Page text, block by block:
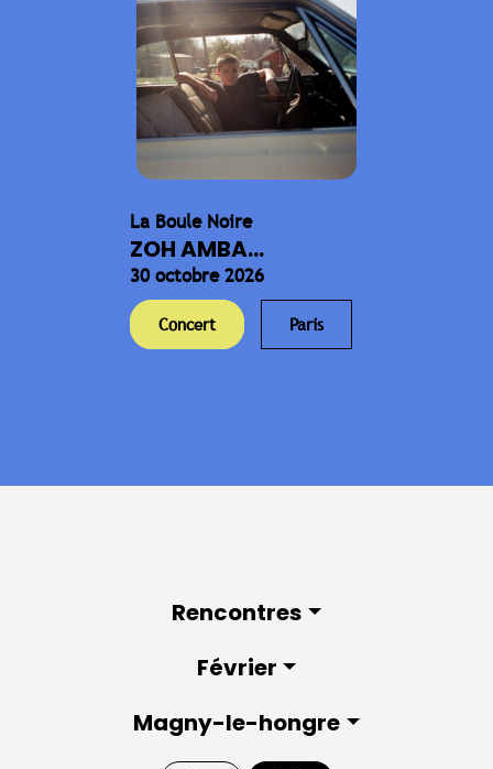
La Boule Noire
ZOH AMBA...
30 octobre 2026
Concert Paris
Rencontres
Février
Magny-le-hongre